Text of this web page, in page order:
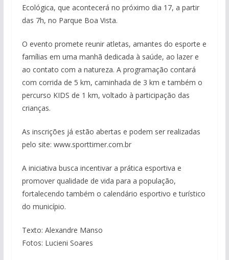
Ecológica, que acontecerá no próximo dia 17, a partir
das 7h, no Parque Boa Vista.
O evento promete reunir atletas, amantes do esporte e
famílias em uma manhã dedicada à saúde, ao lazer e
ao contato com a natureza. A programação contará
com corrida de 5 km, caminhada de 3 km e também o
percurso KIDS de 1 km, voltado à participação das
crianças.
As inscrições já estão abertas e podem ser realizadas
pelo site: www.sporttimer.com.br
A iniciativa busca incentivar a prática esportiva e
promover qualidade de vida para a população,
fortalecendo também o calendário esportivo e turístico
do município.
Texto: Alexandre Manso
Fotos: Lucieni Soares